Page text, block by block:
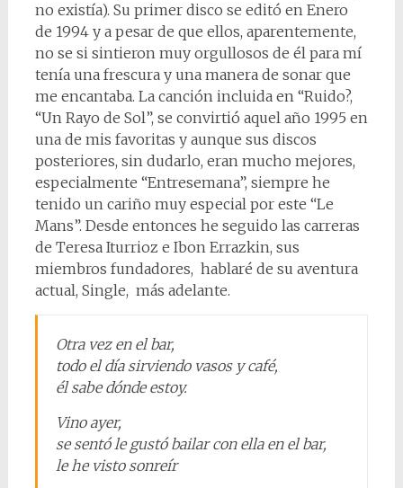
no existía). Su primer disco se editó en Enero
de 1994 y a pesar de que ellos, aparentemente,
no se si sintieron muy orgullosos de él para mí
tenía una frescura y una manera de sonar que
me encantaba. La canción incluida en “Ruido?,
“Un Rayo de Sol”, se convirtió aquel año 1995 en
una de mis favoritas y aunque sus discos
posteriores, sin dudarlo, eran mucho mejores,
especialmente “Entresemana”, siempre he
tenido un cariño muy especial por este “Le
Mans”. Desde entonces he seguido las carreras
de Teresa Iturrioz e Ibon Errazkin, sus
miembros fundadores, hablaré de su aventura
actual, Single, más adelante.
Otra vez en el bar,
todo el día sirviendo vasos y café,
él sabe dónde estoy.
Vino ayer,
se sentó le gustó bailar con ella en el bar,
le he visto sonreír